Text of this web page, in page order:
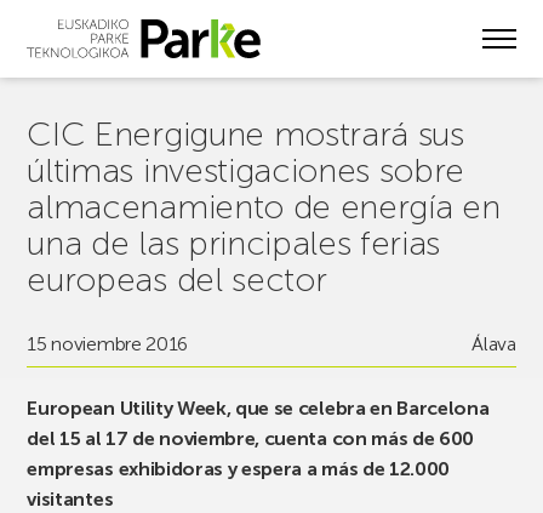
CIC Energigune mostrará sus
últimas investigaciones sobre
almacenamiento de energía en
una de las principales ferias
europeas del sector
15 noviembre 2016 Álava
European Utility Week, que se celebra en Barcelona
del 15 al 17 de noviembre, cuenta con más de 600
empresas exhibidoras y espera a más de 12.000
visitantes